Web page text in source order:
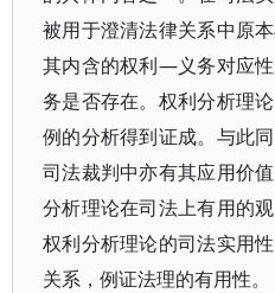
被用于澄清法律关系中原
其内含的权利—义务对应
务是否存在。权利分析理
例的分析得到证成。与此
司法裁判中亦有其应用价
分析理论在司法上有用的
权利分析理论的司法实用
关系，例证法理的有用性。